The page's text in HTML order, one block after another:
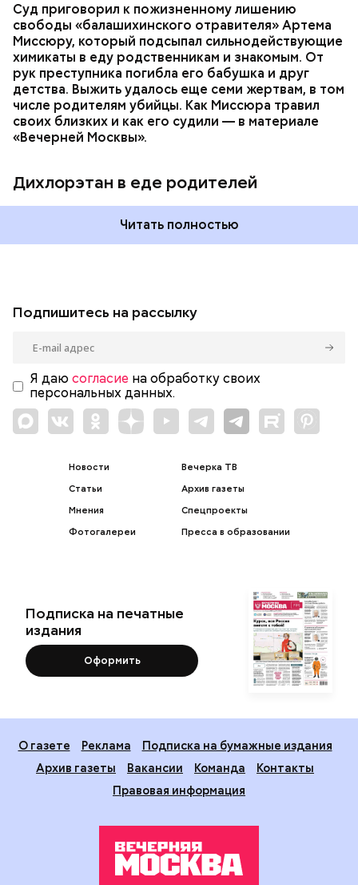
Суд приговорил к пожизненному лишению
свободы «балашихинского отравителя» Артема
Миссюру, который подсыпал сильнодействующие
химикаты в еду родственникам и знакомым. От
рук преступника погибла его бабушка и друг
детства. Выжить удалось еще семи жертвам, в том
числе родителям убийцы. Как Миссюра травил
своих близких и как его судили — в материале
«Вечерней Москвы».
Дихлорэтан в еде родителей
Читать полностью
Подпишитесь на рассылку
Я даю согласие на обработку своих
персональных данных.
Новости
Статьи
Мнения
Фотогалереи
Вечерка ТВ
Архив газеты
Спецпроекты
Пресса в образовании
Подписка на печатные
издания
Оформить
О газете Реклама
Подписка на бумажные издания
Архив газеты
Вакансии Команда
Контакты
Правовая информация